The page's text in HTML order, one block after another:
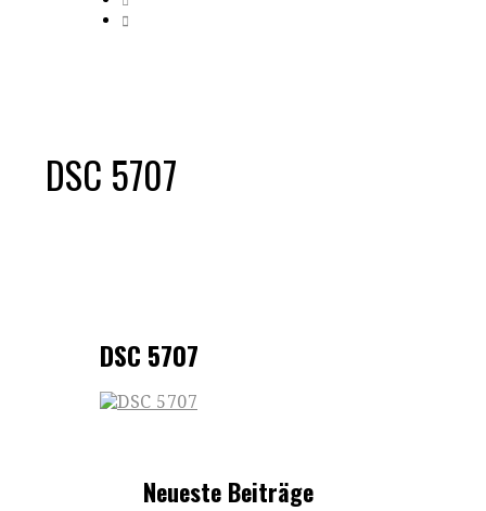
DSC 5707
DSC 5707
Neueste Beiträge